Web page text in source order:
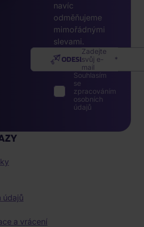
navíc
odměňujeme
mimořádnými
slevami.
Zadejte
svůj e-
mail
ODESLAT
Souhlasím
se
zpracováním
osobních
údajů
údajů
a vrácení